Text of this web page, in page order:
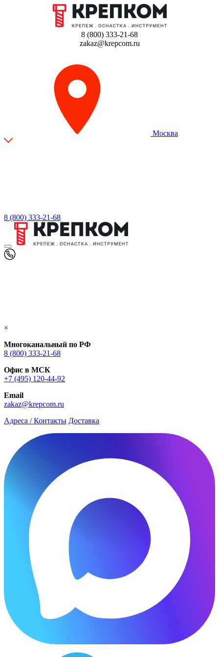
8 (800) 333-21-68
zakaz@krepcom.ru
Москва
8 (800) 333-21-68
×
Многоканальный по РФ
8 (800) 333‑21-68
Офис в МСК
+7 (495) 120-44-92
Email
zakaz@krepcom.ru
Адреса / Контакты Доставка